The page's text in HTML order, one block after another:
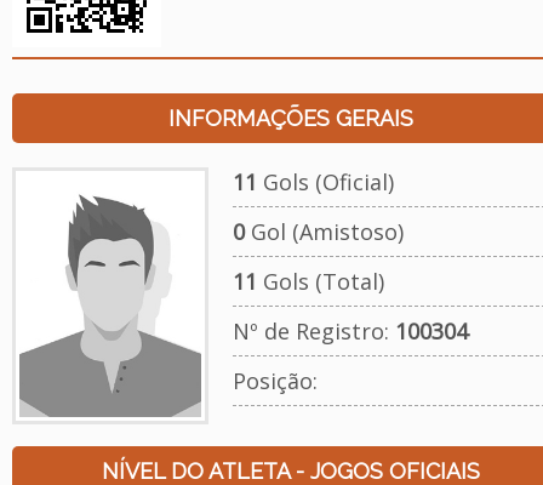
INFORMAÇÕES GERAIS
11 Gols (Oficial)
0Gol (Amistoso)
11 Gols (Total)
Nº de Registro: 100304
Posição:
NÍVEL DO ATLETA - JOGOS OFICIAIS